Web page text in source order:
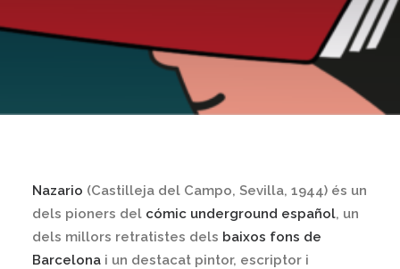
Nazario (Castilleja del Campo, Sevilla, 1944) és un
dels pioners del cómic underground español, un
dels millors retratistes dels baixos fons de
Barcelona i un destacat pintor, escriptor i